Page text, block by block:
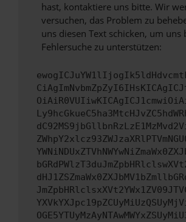
hast, kontaktiere uns bitte. Wir
versuchen, das Problem zu
uns diesen Text schicken, um uns
Fehlersuche zu unterstützen: